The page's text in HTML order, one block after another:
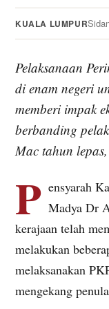
KUALA LUMPUR
Pelaksanaan
di enam negeri
memberi impak
berbanding
Mac tahun
P ensyarah
Madya Dr
kerajaan telah
melakukan
melaksanakan
mengekang